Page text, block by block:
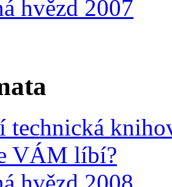
hvězd 2007
technická
VÁM líbí?